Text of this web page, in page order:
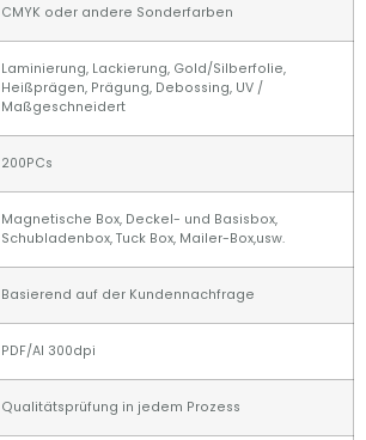
CMYK oder andere Sonderfarben
Laminierung, Lackierung, Gold/Silberfolie,
Heißprägen, Prägung, Debossing, UV /
Maßgeschneidert
200PCs
Magnetische Box, Deckel- und Basisbox,
Schubladenbox, Tuck Box, Mailer-Box,usw.
Basierend auf der Kundennachfrage
PDF/AI 300dpi
Qualitätsprüfung in jedem Prozess